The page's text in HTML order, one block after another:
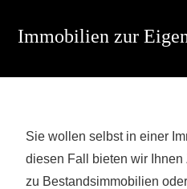
Immobilien zur
Sie wollen selbst in einer
diesen Fall bieten wir
zu Bestandsimmobilien